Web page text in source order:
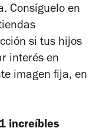
Consíguelo en
si tus hijos
interés en
imagen fija, en
increíbles